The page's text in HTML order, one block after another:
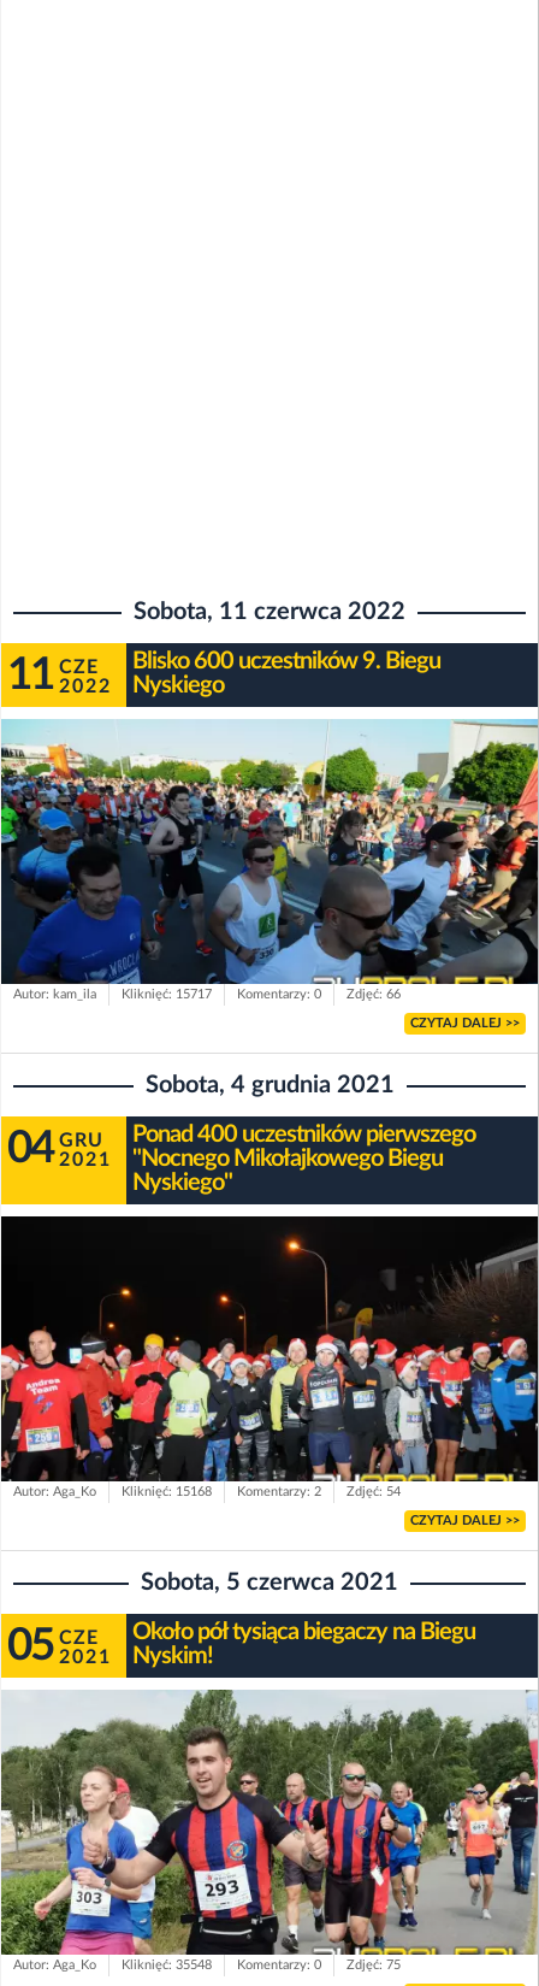
Sobota, 11 czerwca 2022
11 CZE
2022
Blisko 600 uczestników 9. Biegu
Nyskiego
Autor: kam_ila Kliknięć: 15717 Komentarzy: 0 Zdjęć: 66
CZYTAJ DALEJ >>
Sobota, 4 grudnia 2021
04 GRU
2021
Ponad 400 uczestników pierwszego
"Nocnego Mikołajkowego Biegu
Nyskiego"
Autor: Aga_Ko Kliknięć: 15168 Komentarzy: 2 Zdjęć: 54
CZYTAJ DALEJ >>
Sobota, 5 czerwca 2021
05 CZE
2021
Około pół tysiąca biegaczy na Biegu
Nyskim!
Autor: Aga_Ko Kliknięć: 35548 Komentarzy: 0 Zdjęć: 75